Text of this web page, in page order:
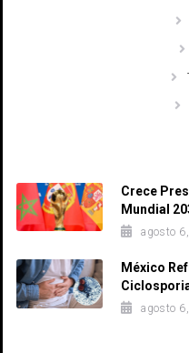
Crece
Mundial
agosto
México
agosto